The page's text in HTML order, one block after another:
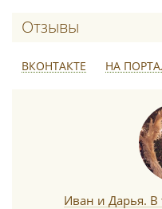
Стоимость аренды зала
Отзывы о Studio
ВКОНТАКТЕ НА
Иван и Дарья. В